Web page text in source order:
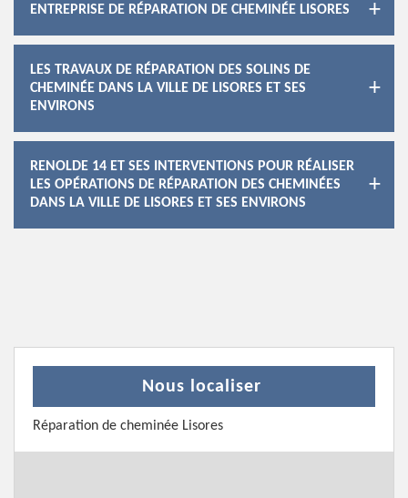
ENTREPRISE DE RÉPARATION DE CHEMINÉE LISORES
LES TRAVAUX DE RÉPARATION DES SOLINS DE
CHEMINÉE DANS LA VILLE DE LISORES ET SES
ENVIRONS
RENOLDE 14 ET SES INTERVENTIONS POUR RÉALISER
LES OPÉRATIONS DE RÉPARATION DES CHEMINÉES
DANS LA VILLE DE LISORES ET SES ENVIRONS
Nous localiser
Réparation de cheminée Lisores